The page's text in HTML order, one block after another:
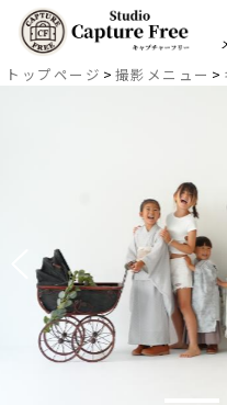
トップページ > 撮影メニュー >